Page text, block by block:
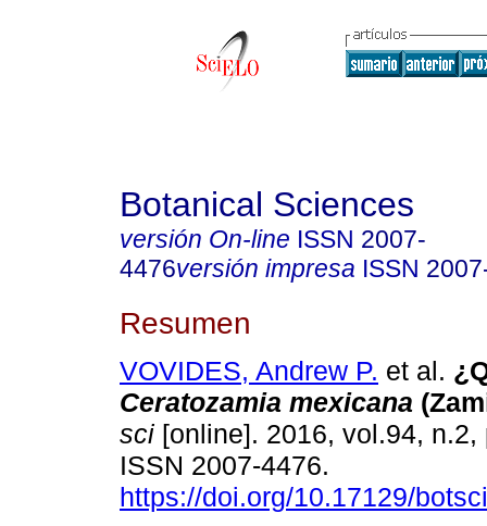
Botanical Sciences
versión On-line ISSN 2007-
4476versión impresa ISSN
Resumen
VOVIDES, Andrew P. et al.
Ceratozamia mexicana
sci [online]. 2016, vol.94, n.2,
ISSN 2007-4476.
https://doi.org/10.17129/